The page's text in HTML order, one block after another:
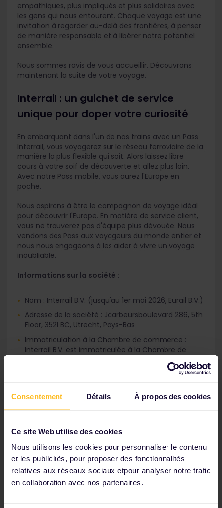
Consentement Détails À propos des cookies
Ce site Web utilise des cookies
Nous utilisons les cookies pour personnaliser le contenu
et les publicités, pour proposer des fonctionnalités
relatives aux réseaux sociaux etpour analyser notre trafic
en collaboration avec nos partenaires.
empathiques, plus impliqués et plus solidaires avec
les gens qui nous entourent. Chaque voyage est une
invitation à regarder au-delà des frontières, à penser
de manière responsable et à libérer notre potentiel
ensemble.
Nous sommes ravis de vous accueillir. Découvrons
maintenant la suite de votre voyage.
Interrail : un guichet de service
unique pour doper votre curiosité
En embarquant dans l'un de nos trains avec un Pass
Interrail, vous voyagerez sur le réseau ferroviaire de la
manière la plus flexible qui soit. Alors laissez libre
cours à votre soif de découverte et allez plus loin.
Avec notre Pass mobile, vous aurez l'Europe en
poche.
Nous aspirons à être le compagnon de voyage idéal
pour découvrir l'Europe. En matière de service client,
vous ne trouverez pas d'équipe plus dévouée. Nous
vendons des Pass aux voyageurs du monde entier et
nous nous engageons à les aider à vivre un voyage
inoubliable.
Informations sur la société :
Nom : Interrail B.V. (jusqu'au 1er mai 2026, Eurail B.V.)
Adresse de la société : Jaarbeursboulevard 286, 5th
Floor, 3521 BC, Utrecht, Pays-Bas
Immatriculation à la Chambre de commerce :
Interrail B.V. est immatriculée à la Chambre de
Presse